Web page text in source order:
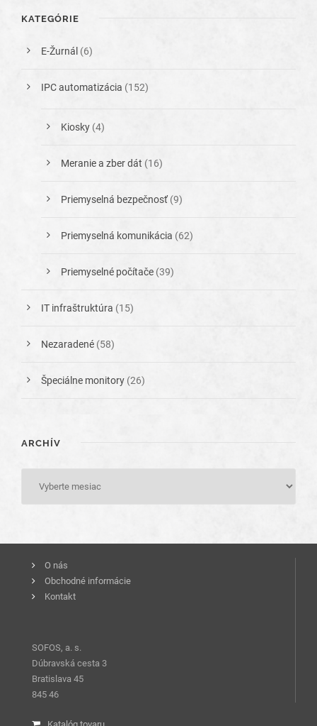
KATEGÓRIE
E-Žurnál (6)
IPC automatizácia (152)
Kiosky (4)
Meranie a zber dát (16)
Priemyselná bezpečnosť (9)
Priemyselná komunikácia (62)
Priemyselné počítače (39)
IT infraštruktúra (15)
Nezaradené (58)
Špeciálne monitory (26)
ARCHÍV
O nás
Obchodné informácie
Kontakt
SOFOS, a. s.
Dúbravská cesta 3
Bratislava 45
845 46